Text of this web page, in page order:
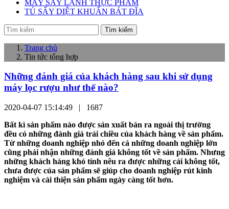
MÁY SẤY LẠNH THỰC PHẨM
TỦ SẤY DIỆT KHUẨN BÁT ĐĨA
Tìm kiếm
Trang chủ
Tin tức tổng hợp
Những đánh giá của khách hàng sau khi sử dụng
máy lọc rượu như thế nào?
2020-04-07 15:14:49 | 1687
Bất kì sản phẩm nào được sản xuất bán ra ngoài thị trường
đều có những đánh giá trái chiều của khách hàng về sản phẩm.
Từ những doanh nghiệp nhỏ đến cả những doanh nghiệp lớn
cũng phải nhận những đánh giá không tốt về sản phẩm. Nhưng
những khách hàng khó tính nêu ra được những cái không tốt,
chưa được của sản phẩm sẽ giúp cho doanh nghiệp rút kinh
nghiệm và cải thiện sản phẩm ngày càng tốt hơn.